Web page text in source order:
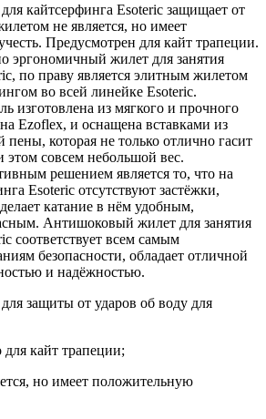
кайтсерфинга Esoteric защищает от
не является, но имеет
Предусмотрен для кайт трапеции.
эргономичный жилет для занятия
по праву является элитным жилетом
во всей линейке Esoteric.
изготовлена из мягкого и прочного
Ezoflex, и оснащена вставками из
пены, которая не только отлично гасит
совсем небольшой вес.
решением является то, что на
Esoteric отсутствуют застёжки,
катание в нём удобным,
Антишоковый жилет для занятия
соответствует всем самым
безопасности, обладает отличной
и надёжностью.
защиты от ударов об воду для
кайт трапеции;
но имеет положительную